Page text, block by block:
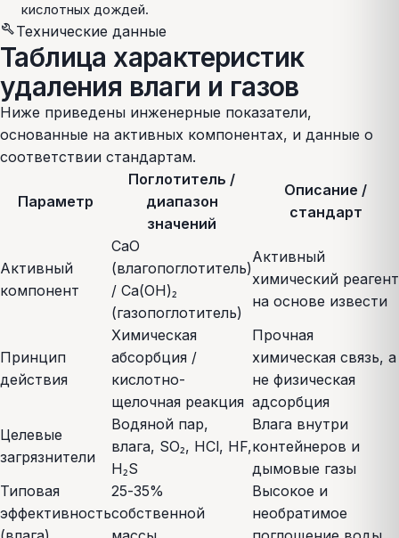
кислотных дождей.
buildТехнические данные
Таблица характеристик
удаления влаги и газов
Ниже приведены инженерные показатели,
основанные на активных компонентах, и данные о
соответствии стандартам.
Параметр
Поглотитель /
диапазон
значений
Описание /
стандарт
Активный
компонент
CaO
(влагопоглотитель)
/ Ca(OH)₂
(газопоглотитель)
Активный
химический реагент
на основе извести
Принцип
действия
Химическая
абсорбция /
кислотно-
щелочная реакция
Прочная
химическая связь, а
не физическая
адсорбция
Целевые
загрязнители
Водяной пар,
влага, SO₂, HCl, HF,
H₂S
Влага внутри
контейнеров и
дымовые газы
Типовая
эффективность
25-35%
собственной
Высокое и
необратимое